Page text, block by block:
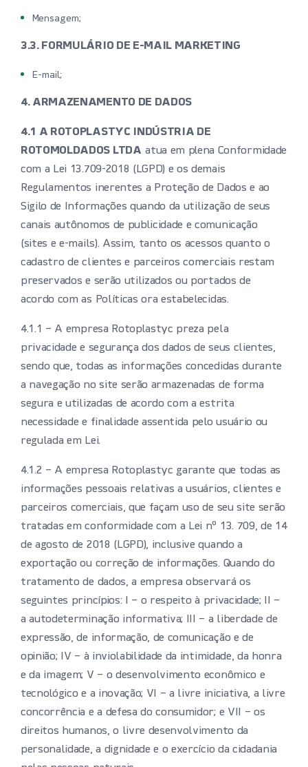
Mensagem;
3.3. FORMULÁRIO DE E-MAIL MARKETING
E-mail;
4. ARMAZENAMENTO DE DADOS
4.1 A ROTOPLASTYC INDÚSTRIA DE
ROTOMOLDADOS LTDA atua em plena Conformidade
com a Lei 13.709-2018 (LGPD) e os demais
Regulamentos inerentes a Proteção de Dados e ao
Sigilo de Informações quando da utilização de seus
canais autônomos de publicidade e comunicação
(sites e e-mails). Assim, tanto os acessos quanto o
cadastro de clientes e parceiros comerciais restam
preservados e serão utilizados ou portados de
acordo com as Políticas ora estabelecidas.
4.1.1 – A empresa Rotoplastyc preza pela
privacidade e segurança dos dados de seus clientes,
sendo que, todas as informações concedidas durante
a navegação no site serão armazenadas de forma
segura e utilizadas de acordo com a estrita
necessidade e finalidade assentida pelo usuário ou
regulada em Lei.
4.1.2 – A empresa Rotoplastyc garante que todas as
informações pessoais relativas a usuários, clientes e
parceiros comerciais, que façam uso de seu site serão
tratadas em conformidade com a Lei nº 13. 709, de 14
de agosto de 2018 (LGPD), inclusive quando a
exportação ou correção de informações. Quando do
tratamento de dados, a empresa observará os
seguintes princípios: I – o respeito à privacidade; II –
a autodeterminação informativa; III – a liberdade de
expressão, de informação, de comunicação e de
opinião; IV – à inviolabilidade da intimidade, da honra
e da imagem; V – o desenvolvimento econômico e
tecnológico e a inovação; VI – a livre iniciativa, a livre
concorrência e a defesa do consumidor; e VII – os
direitos humanos, o livre desenvolvimento da
personalidade, a dignidade e o exercício da cidadania